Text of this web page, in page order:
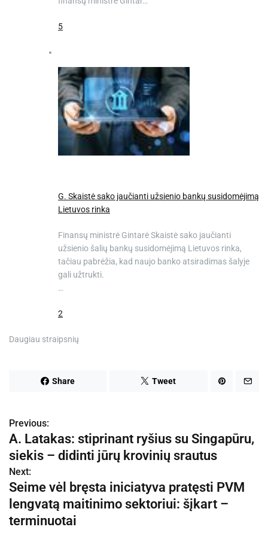
5
G. Skaistė sako jaučianti užsienio bankų susidomėjimą
Lietuvos rinka
Finansų ministrė Gintarė Skaistė sako jaučianti
užsienio šalių bankų susidomėjimą Lietuvos rinka,
tačiau pabrėžia, kad naujo banko atsiradimas šalyje
gali užtrukti.
…
2
Daugiau straipsnių
Share Tweet
N
a
v
i
g
Previous:
A. Latakas: stiprinant ryšius su Singapūru,
siekis – didinti jūrų krovinių srautus
Next:
Seime vėl bręsta iniciatyva pratęsti PVM
lengvatą maitinimo sektoriui: šįkart –
terminuotai